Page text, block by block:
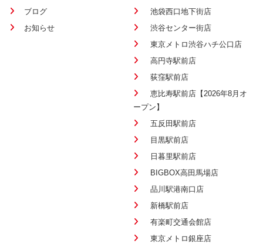
ブログ
お知らせ
池袋西口地下街店
渋谷センター街店
東京メトロ渋谷ハチ公口店
高円寺駅前店
荻窪駅前店
恵比寿駅前店【2026年8月オ
ープン】
五反田駅前店
目黒駅前店
日暮里駅前店
BIGBOX高田馬場店
品川駅港南口店
新橋駅前店
有楽町交通会館店
東京メトロ銀座店